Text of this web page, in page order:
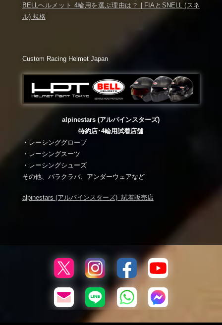
BELLヘルメット 4輪用を選ぶ理由は？ | FIAとSNELL (スネ
ル) 規格
Custom Racing Helmet Japan
alpinestars (アルパインスターズ)
特約店･4輪用試着店舗
・レーシンググローブ
・レーシングスーツ
・レーシングシューズ
その他、バラクラバ、アンダーウェアなど
alpinestars (アルパインスターズ) 試着販売店